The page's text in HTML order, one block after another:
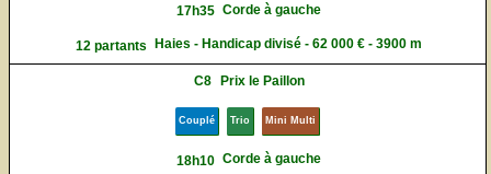
17h35 Corde à gauche
12 partants Haies - Handicap divisé - 62 000 € - 3900 m
C8 Prix le Paillon
Couplé Trio Mini Multi
18h10 Corde à gauche